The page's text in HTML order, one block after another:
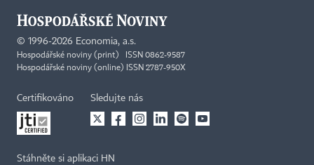
© 1996-2026 Economia, a.s.
Hospodářské noviny (print) ISSN 0862-9587
Hospodářské noviny (online) ISSN 2787-950X
Certifikováno Sledujte nás
Stáhněte si aplikaci HN